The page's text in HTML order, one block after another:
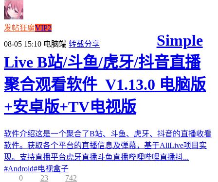
发帖狂魔VIP2
08-05 15:10 电脑端 转载分享
Simple
Live B站/斗鱼/虎牙/抖音直播
聚合观看软件_V1.13.0 电脑版
+安卓版+TV电视版
软件介绍这是一个聚合了B站、斗鱼、虎牙、抖音的直播收看
软件。获取各个平台的直播信息及弹幕，基于AllLive项目实
现。支持直播平台虎牙直播斗鱼直播哔哩哔哩直播抖...
#Android#电视盒子
0
23 742